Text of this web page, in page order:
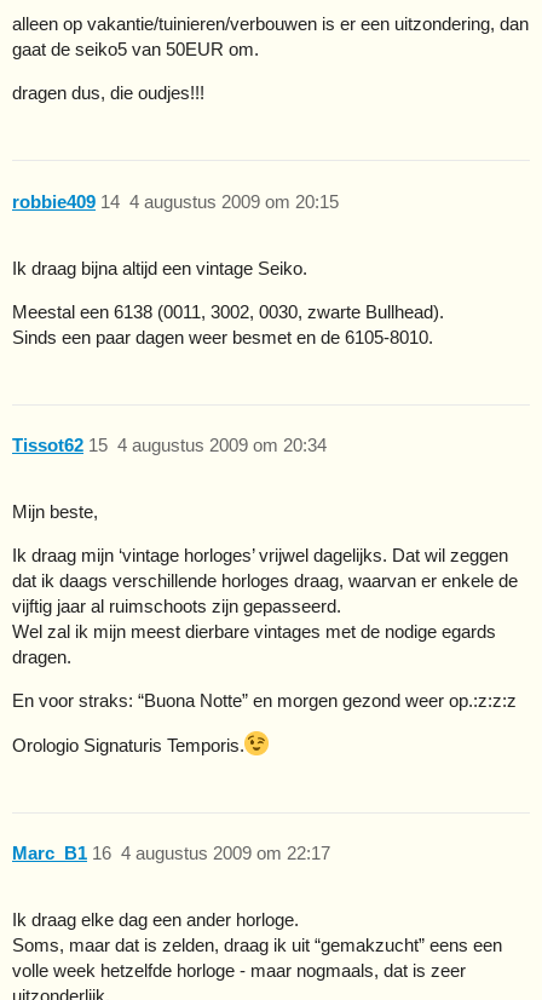
alleen op vakantie/tuinieren/verbouwen is er een uitzondering, dan
gaat de seiko5 van 50EUR om.
dragen dus, die oudjes!!!
robbie409 4 augustus 2009 om 20:15
14
Ik draag bijna altijd een vintage Seiko.
Meestal een 6138 (0011, 3002, 0030, zwarte Bullhead).
Sinds een paar dagen weer besmet en de 6105-8010.
Tissot62 4 augustus 2009 om 20:34
15
Mijn beste,
Ik draag mijn ‘vintage horloges’ vrijwel dagelijks. Dat wil zeggen
dat ik daags verschillende horloges draag, waarvan er enkele de
vijftig jaar al ruimschoots zijn gepasseerd.
Wel zal ik mijn meest dierbare vintages met de nodige egards
dragen.
En voor straks: “Buona Notte” en morgen gezond weer op.:z:z:z
Orologio Signaturis Temporis.
Marc_B1 4 augustus 2009 om 22:17
16
Ik draag elke dag een ander horloge.
Soms, maar dat is zelden, draag ik uit “gemakzucht” eens een
volle week hetzelfde horloge - maar nogmaals, dat is zeer